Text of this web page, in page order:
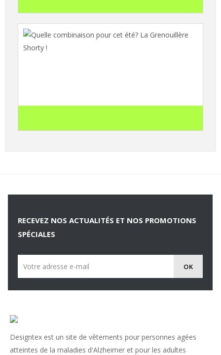
RECEVEZ NOS ACTUALITÉS ET NOS PROMOTIONS
SPÉCIALES
Designtex est un site de vêtements pour personnes agées
atteintes de la maladies d'Alzheimer et pour les adultes